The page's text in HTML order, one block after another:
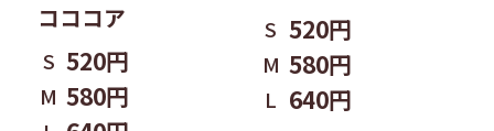
コココア
S 520円
M 580円
S 520円
M 580円
L 640円